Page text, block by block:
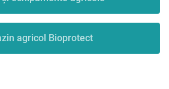
agricol Bioprotect